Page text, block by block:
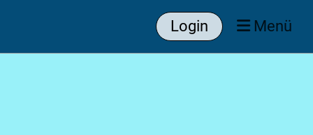
Login Menü